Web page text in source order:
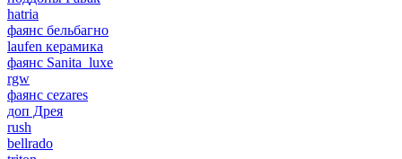
hatria
фаянс бельбагно
laufen керамика
фаянс Sanita_luxe
rgw
фаянс cezares
доп Дрея
rush
bellrado